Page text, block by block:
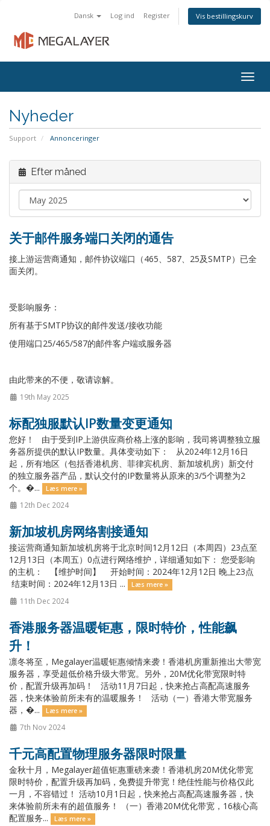
Dansk Log ind Register Vis bestillingskurv
Nyheder
Support Annonceringer
Efter måned
关于邮件服务端口关闭的通告
接上游运营商通知，邮件协议端口（465、587、25及SMTP）已全
面关闭。
受影响服务：
所有基于SMTP协议的邮件发送/接收功能
使用端口25/465/587的邮件客户端或服务器
由此带来的不便，敬请谅解。
19th May 2025
标配独服默认IP数量变更通知
您好！ 由于受到IP上游供应商价格上涨的影响，我司将调整独立服
务器所提供的默认IP数量。具体变动如下： 从2024年12月16日
起，所有地区（包括香港机房、菲律宾机房、新加坡机房）新交付
的独立服务器产品，默认交付的IP数量将从原来的3/5个调整为2
个。�...
Læs mere »
12th Dec 2024
新加坡机房网络割接通知
接运营商通知新加坡机房将于北京时间12月12日（本周四）23点至
12月13日（本周五）0点进行网络维护，详细通知如下： 您受影响
的主机： 【维护时间】 开始时间：2024年12月12日 晚上23点
结束时间：2024年12月13日 ...
Læs mere »
11th Dec 2024
香港服务器温暖钜惠，限时特价，性能飙
升！
凛冬将至，Megalayer温暖钜惠倾情来袭！香港机房重新推出大带宽
服务器，享受超低价格升级大带宽。另外，20M优化带宽限时特
价，配置升级再加码！ 活动11月7日起，快来抢占高配高速服务
器，快来体验前所未有的温暖服务！ 活动（一）香港大带宽服务
器，�...
Læs mere »
7th Nov 2024
千元高配置物理服务器限时限量
金秋十月，Megalayer超值钜惠重磅来袭！香港机房20M优化带宽
限时特价，配置升级再加码，免费提升带宽！绝佳性能与价格仅此
一月，不容错过！ 活动10月1日起，快来抢占高配高速服务器，快
来体验前所未有的超值服务！ （一）香港20M优化带宽，16核心高
配置服务...
Læs mere »